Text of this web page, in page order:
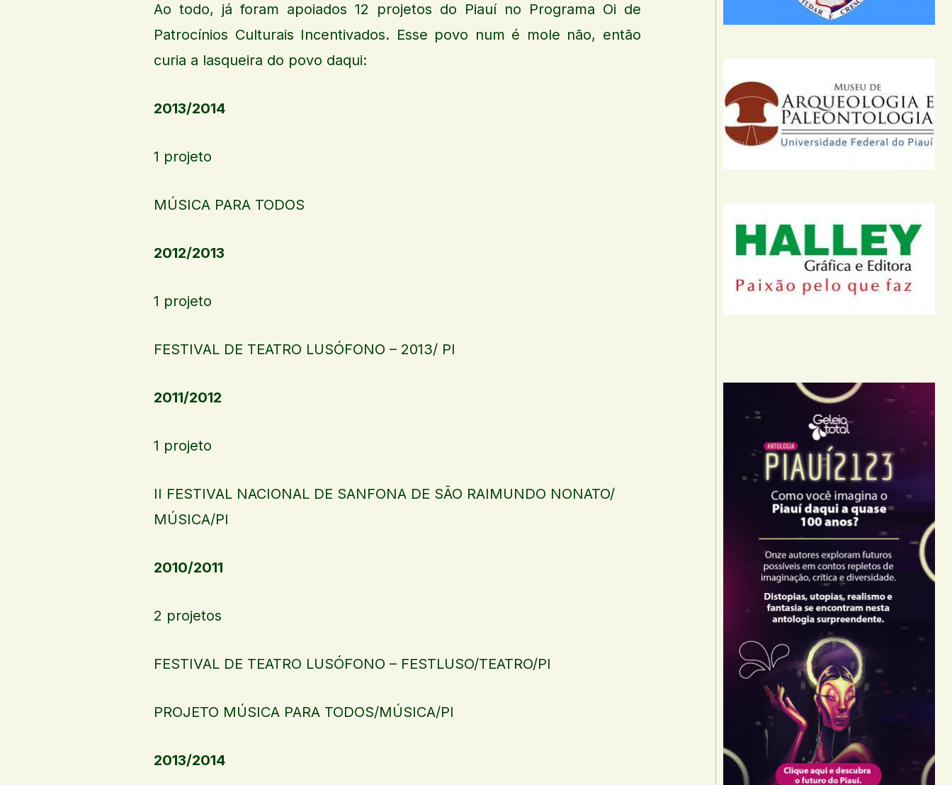
Ao todo, já foram apoiados 12 projetos do Piauí no Programa Oi de
Patrocínios Culturais Incentivados. Esse povo num é mole não, então
curia a lasqueira do povo daqui:
2013/2014
1 projeto
MÚSICA PARA TODOS
2012/2013
1 projeto
FESTIVAL DE TEATRO LUSÓFONO – 2013/ PI
2011/2012
1 projeto
II FESTIVAL NACIONAL DE SANFONA DE SÃO RAIMUNDO NONATO/
MÚSICA/PI
2010/2011
2 projetos
FESTIVAL DE TEATRO LUSÓFONO – FESTLUSO/TEATRO/PI
PROJETO MÚSICA PARA TODOS/MÚSICA/PI
2013/2014